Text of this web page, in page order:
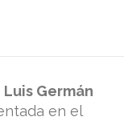
Luis Germán
en el